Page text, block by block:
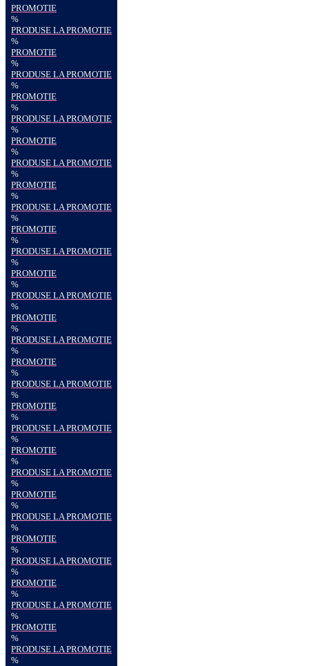
PROMOTIE
%
PRODUSE LA PROMOTIE
%
PROMOTIE
%
PRODUSE LA PROMOTIE
%
PROMOTIE
%
PRODUSE LA PROMOTIE
%
PROMOTIE
%
PRODUSE LA PROMOTIE
%
PROMOTIE
%
PRODUSE LA PROMOTIE
%
PROMOTIE
%
PRODUSE LA PROMOTIE
%
PROMOTIE
%
PRODUSE LA PROMOTIE
%
PROMOTIE
%
PRODUSE LA PROMOTIE
%
PROMOTIE
%
PRODUSE LA PROMOTIE
%
PROMOTIE
%
PRODUSE LA PROMOTIE
%
PROMOTIE
%
PRODUSE LA PROMOTIE
%
PROMOTIE
%
PRODUSE LA PROMOTIE
%
PROMOTIE
%
PRODUSE LA PROMOTIE
%
PROMOTIE
%
PRODUSE LA PROMOTIE
%
PROMOTIE
%
PRODUSE LA PROMOTIE
%